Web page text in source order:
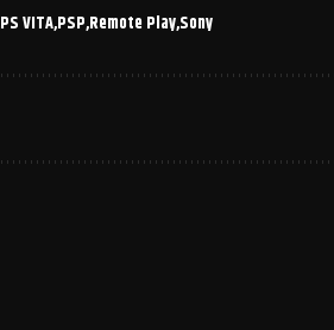
PS VITAPSP Remote PlaySony